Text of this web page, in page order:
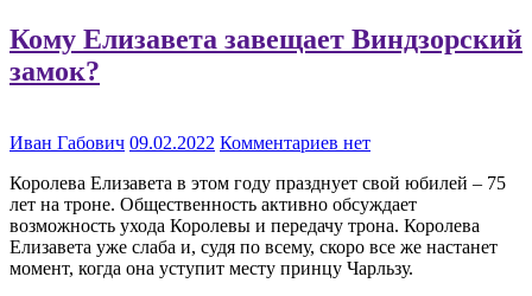
Кому Елизавета завещает Виндзорский
замок?
Иван Габович 09.02.2022 Комментариев нет
Королева Елизавета в этом году празднует свой юбилей – 75
лет на троне. Общественность активно обсуждает
возможность ухода Королевы и передачу трона. Королева
Елизавета уже слаба и, судя по всему, скоро все же настанет
момент, когда она уступит месту принцу Чарльзу.